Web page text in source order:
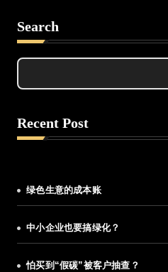
Search
Recent Post
绿色生意的成本账
中小企业也要搞绿化？
怕买到“假碳”被客户抽查？